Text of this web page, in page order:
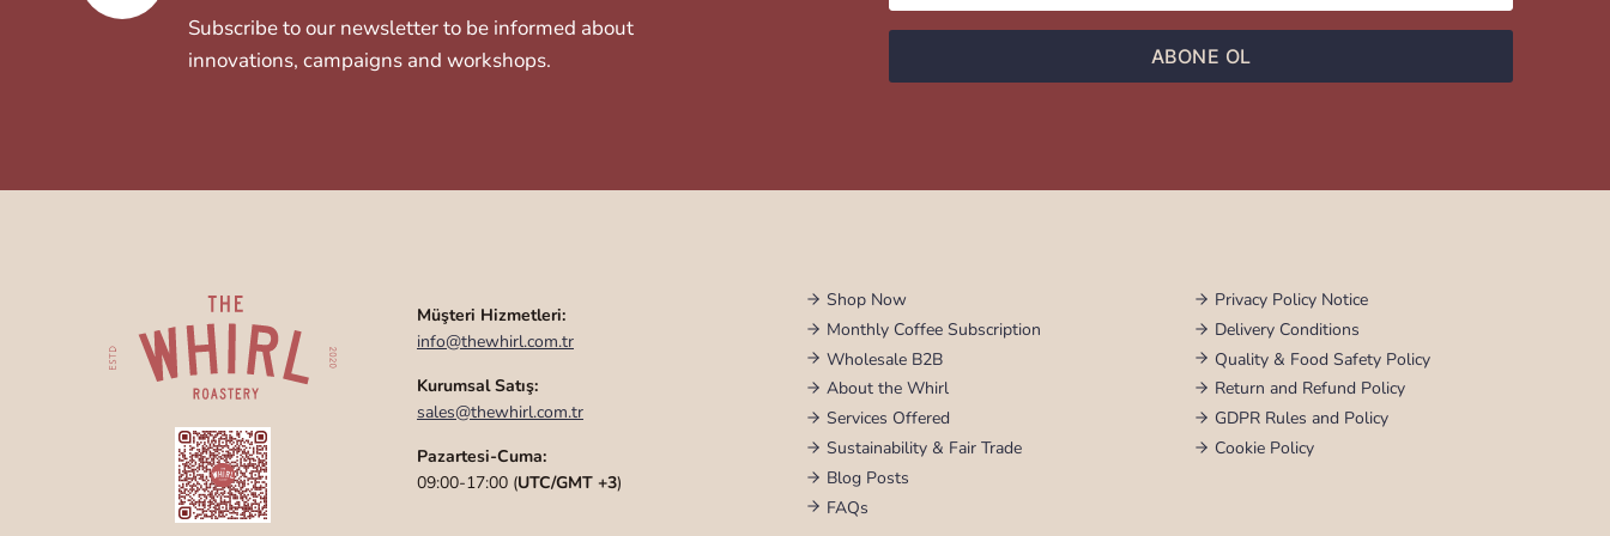
Subscribe to our newsletter to be informed about
innovations, campaigns and workshops.
ABONE OL
Müşteri Hizmetleri:
info@thewhirl.com.tr
Kurumsal Satış:
sales@thewhirl.com.tr
Pazartesi-Cuma:
09:00-17:00 (UTC/GMT +3)
Shop Now
Monthly Coffee Subscription
Wholesale B2B
About the Whirl
Services Offered
Sustainability & Fair Trade
Blog Posts
FAQs
Privacy Policy Notice
Delivery Conditions
Quality & Food Safety Policy
Return and Refund Policy
GDPR Rules and Policy
Cookie Policy